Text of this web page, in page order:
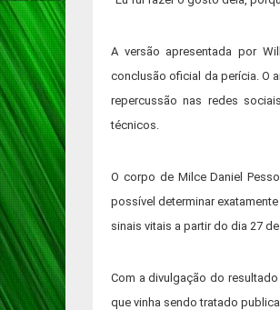
A versão apresentada por
conclusão oficial da perícia. O
repercussão nas redes
técnicos.
O corpo de Milce Daniel
possível determinar
sinais vitais a partir do dia 27
Com a divulgação do
que vinha sendo tratado